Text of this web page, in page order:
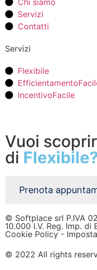
Servizi
Contatti
Servizi
Flexibile
IncentivoFacile
Vuoi
di
Prenota
© Softplace srl P.IVA
10.000 I.V. Reg. Imp. di
Cookie Policy-
© 2022 All rights